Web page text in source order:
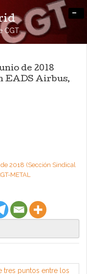
CGT
-
de 2018
EADS Airbus,
2018 (Sección Sindical
METAL
tres puntos entre los